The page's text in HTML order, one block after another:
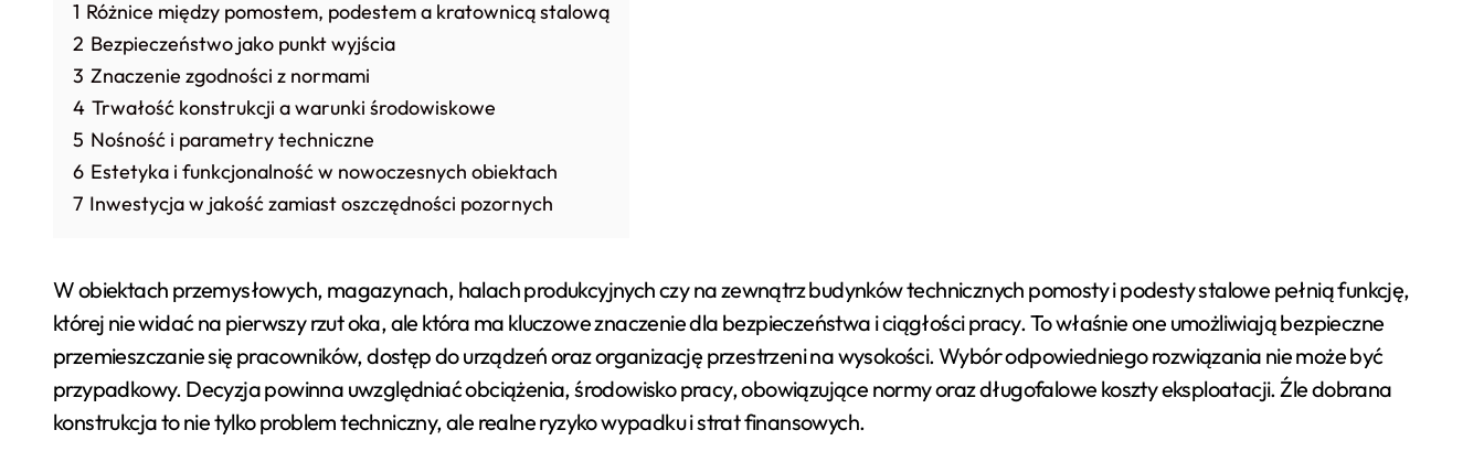
1 Różnice między pomostem, podestem a kratownicą stalową
2 Bezpieczeństwo jako punkt wyjścia
3 Znaczenie zgodności z normami
4 Trwałość konstrukcji a warunki środowiskowe
5 Nośność i parametry techniczne
6 Estetyka i funkcjonalność w nowoczesnych obiektach
7 Inwestycja w jakość zamiast oszczędności pozornych
W obiektach przemysłowych, magazynach, halach produkcyjnych czy na zewnątrz budynków technicznych pomosty i podesty stalowe pełnią funkcję,
której nie widać na pierwszy rzut oka, ale która ma kluczowe znaczenie dla bezpieczeństwa i ciągłości pracy. To właśnie one umożliwiają bezpieczne
przemieszczanie się pracowników, dostęp do urządzeń oraz organizację przestrzeni na wysokości. Wybór odpowiedniego rozwiązania nie może być
przypadkowy. Decyzja powinna uwzględniać obciążenia, środowisko pracy, obowiązujące normy oraz długofalowe koszty eksploatacji. Źle dobrana
konstrukcja to nie tylko problem techniczny, ale realne ryzyko wypadku i strat finansowych.